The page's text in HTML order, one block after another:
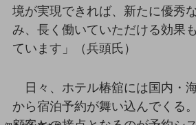
Web明細(ビリングステーション)
料金分析(ご利用料金管理サービス)
Web明細(My docomo)
境が実現できれば、新たに優秀
み、長く働いていただける効果
ています」（兵頭氏）
日々、ホテル椿舘には国内・
から宿泊予約が舞い込んでくる